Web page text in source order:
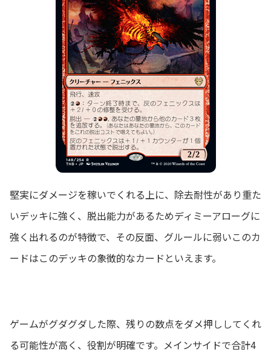
堅実にダメージを稼いでくれる上に、除去耐性があり重た
いデッキに強く、脱出能力があるためディミーアローグに
強く出れるのが特徴で、その反面、グルールに弱いこのカ
ードはこのデッキの象徴的なカードといえます。
ゲームがグダグダした際、残りの数点をダメ押ししてくれ
る可能性が高く、役割が明確です。メインサイドで合計4